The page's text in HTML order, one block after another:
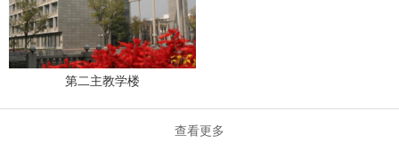
第二主教学楼
查看更多